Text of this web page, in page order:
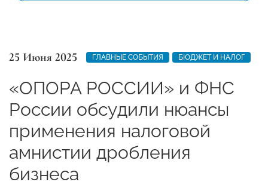
25 Июня 2025 ГЛАВНЫЕ СОБЫТИЯ БЮДЖЕТ И НАЛОГ
«ОПОРА РОССИИ» и ФНС
России обсудили нюансы
применения налоговой
амнистии дробления
бизнеса